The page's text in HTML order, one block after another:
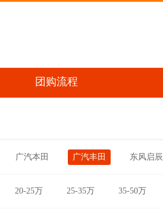
团购流程
广汽本田 广汽丰田 东风启辰
20-25万 25-35万 35-50万